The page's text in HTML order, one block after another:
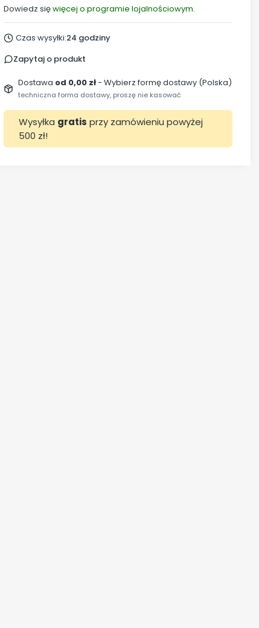
Dowiedz sięwięcej o programie lojalnościowym.
Czas wysyłki:24 godziny
Zapytaj o produkt
Dostawa od 0,00 zł- Wybierz formę dostawy (Polska)
techniczna forma dostawy, proszę nie kasować
Wysyłka gratis przy zamówieniu powyżej
500 zł!